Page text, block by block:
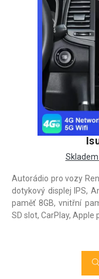
Skladem
Autorádio pro vozy
dotykový displej IPS,
paměť 8GB, vnitřní
SD slot, CarPlay, Apple